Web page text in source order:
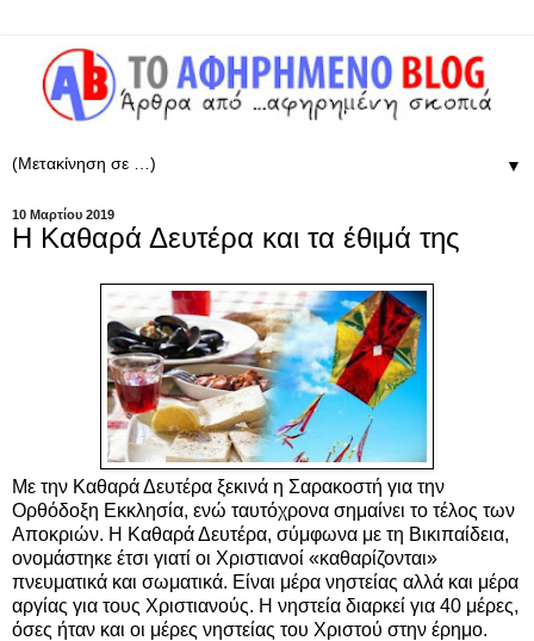
▼
10 Μαρτίου 2019
Η Καθαρά Δευτέρα και τα έθιμά της
Με την Καθαρά Δευτέρα ξεκινά η Σαρακοστή για την
Ορθόδοξη Εκκλησία, ενώ ταυτόχρονα σημαίνει το τέλος των
Αποκριών. Η Καθαρά Δευτέρα, σύμφωνα με τη Βικιπαίδεια,
ονομάστηκε έτσι γιατί οι Χριστιανοί «καθαρίζονται»
πνευματικά και σωματικά. Είναι μέρα νηστείας αλλά και μέρα
αργίας για τους Χριστιανούς. Η νηστεία διαρκεί για 40 μέρες,
όσες ήταν και οι μέρες νηστείας του Χριστού στην έρημο.